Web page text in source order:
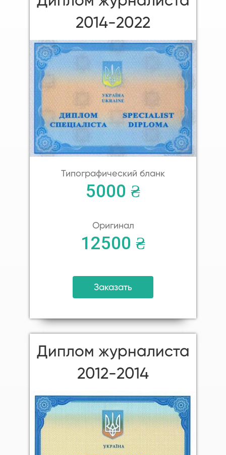
2014-2022
Типографический бланк
5000 ₴
Оригинал
12500 ₴
Заказать
Диплом журналиста
2012-2014